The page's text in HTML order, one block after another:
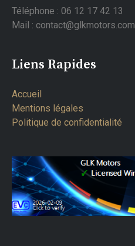
Téléphone : 06 12 17 42 13
Mail : contact@glkmotors.com
Liens Rapides
Accueil
Mentions légales
Politique de confidentialité